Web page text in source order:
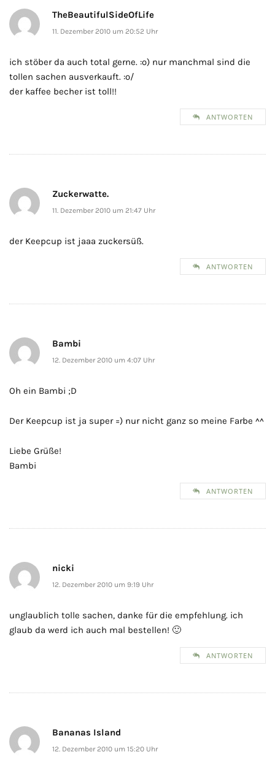
TheBeautifulSideOfLife
11. Dezember 2010 um 20:52 Uhr
ich stöber da auch total gerne. :o) nur manchmal sind die
tollen sachen ausverkauft. :o/
der kaffee becher ist toll!!
ANTWORTEN
Zuckerwatte.
11. Dezember 2010 um 21:47 Uhr
der Keepcup ist jaaa zuckersüß.
ANTWORTEN
Bambi
12. Dezember 2010 um 4:07 Uhr
Oh ein Bambi ;D
Der Keepcup ist ja super =) nur nicht ganz so meine Farbe ^^
Liebe Grüße!
Bambi
ANTWORTEN
nicki
12. Dezember 2010 um 9:19 Uhr
unglaublich tolle sachen, danke für die empfehlung. ich
glaub da werd ich auch mal bestellen! 🙂
ANTWORTEN
Bananas Island
12. Dezember 2010 um 15:20 Uhr